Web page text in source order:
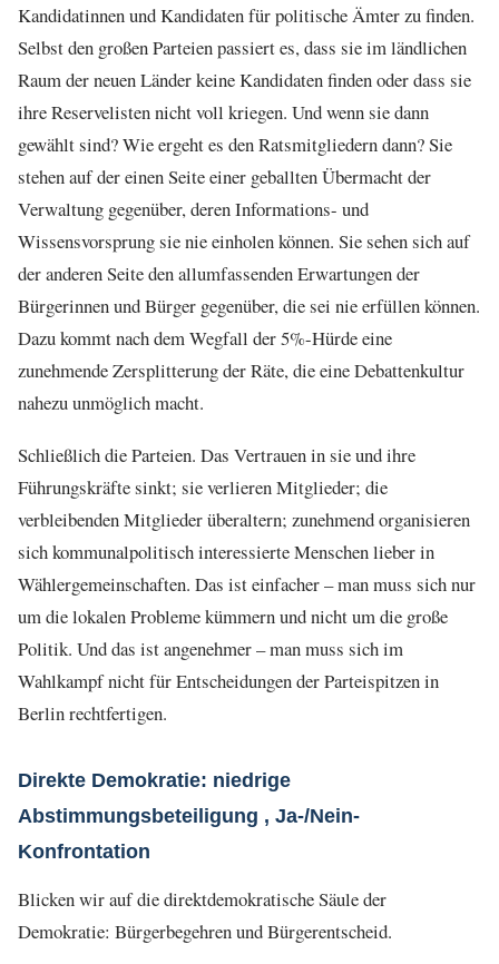
Kandidatinnen und Kandidaten für politische Ämter zu finden.
Selbst den großen Parteien passiert es, dass sie im ländlichen
Raum der neuen Länder keine Kandidaten finden oder dass sie
ihre Reservelisten nicht voll kriegen. Und wenn sie dann
gewählt sind? Wie ergeht es den Ratsmitgliedern dann? Sie
stehen auf der einen Seite einer geballten Übermacht der
Verwaltung gegenüber, deren Informations- und
Wissensvorsprung sie nie einholen können. Sie sehen sich auf
der anderen Seite den allumfassenden Erwartungen der
Bürgerinnen und Bürger gegenüber, die sei nie erfüllen können.
Dazu kommt nach dem Wegfall der 5%-Hürde eine
zunehmende Zersplitterung der Räte, die eine Debattenkultur
nahezu unmöglich macht.
Schließlich die Parteien. Das Vertrauen in sie und ihre
Führungskräfte sinkt; sie verlieren Mitglieder; die
verbleibenden Mitglieder überaltern; zunehmend organisieren
sich kommunalpolitisch interessierte Menschen lieber in
Wählergemeinschaften. Das ist einfacher – man muss sich nur
um die lokalen Probleme kümmern und nicht um die große
Politik. Und das ist angenehmer – man muss sich im
Wahlkampf nicht für Entscheidungen der Parteispitzen in
Berlin rechtfertigen.
Direkte Demokratie: niedrige
Abstimmungsbeteiligung , Ja-/Nein-
Konfrontation
Blicken wir auf die direktdemokratische Säule der
Demokratie: Bürgerbegehren und Bürgerentscheid.